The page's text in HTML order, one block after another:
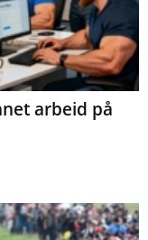
arbeid på